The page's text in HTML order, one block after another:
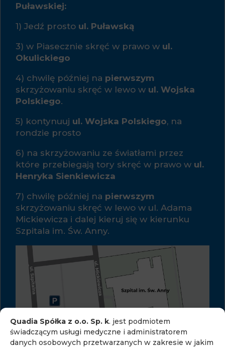
Quadia Spółka z o.o. Sp. k. jest podmiotem
świadczącym usługi medyczne i administratorem
danych osobowych przetwarzanych w zakresie w jakim
Puławskiej:
1) Jedź prosto ul. Puławską
3) w Piasecznie skręć w prawo w ul.
Okulickiego
4) chwilę później na pierwszym
skrzyżowaniu skręć w lewo w ul. Wojska
Polskiego.
5) kontynuuj ul. Wojska Polskiego, na
rondzie prosto
6) na skrzyżowaniu ze światłami przez
które przebiegają tory skręć w prawo w ul.
Henryka Sienkiewicza
7) chwilę później na pierwszym
skrzyżowaniu skręć w lewo w ul. Adama
Mickiewicza i dalej kieruj się w kierunku
Szpitala im. Św. Anny.